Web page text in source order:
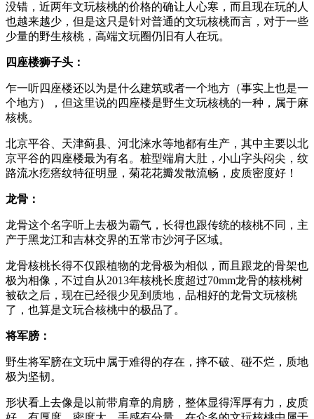
没错，近两年文玩核桃的价格的确让人心寒，而且现在玩的人
也越来越少，但是这只是针对普通的文玩核桃而言，对于一些
少量的野生核桃，高端文玩圈仍旧有人在玩。
四座楼狮子头：
乍一听四座楼还以为是什么建筑或者一个地方（事实上也是一
个地方），但这里说的四座楼是野生文玩核桃的一种，属于麻
核桃。
北京平谷、天津蓟县、河北涞水等地都有生产，其中主要以北
京平谷的四座楼最为有名。桩型端肩大肚，小山字头闷尖，纹
路流水疙瘩纹特征明显，菊花花瓣发散流畅，皮质密度好！
龙骨：
龙骨这个名字听上去极为霸气，长得也跟传统的核桃不同，主
产于黑龙江和吉林交界的五常市沙河子区域。
龙骨核桃长得不仅跟植物的龙骨极为相似，而且跟龙的骨架也
极为相像，不过自从2013年核桃长度超过70mm龙骨的核桃树
被砍之后，现在已经很少见到质地，品相好的龙骨文玩核桃
了，也算是文玩合核桃中的极品了。
将军膀：
野生将军膀在文玩中属于难得的存在，摔不破、碰不烂，质地
极为坚韧。
形状看上去像是以前带肩章的肩膀，整体显得浑厚有力，皮质